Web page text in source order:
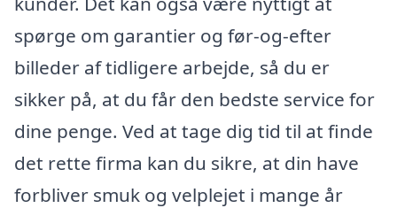
spørge om garantier og før-og-efter
billeder af tidligere arbejde, så du er
sikker på, at du får den bedste service for
dine penge. Ved at tage dig tid til at finde
det rette firma kan du sikre, at din have
forbliver smuk og velplejet i mange år